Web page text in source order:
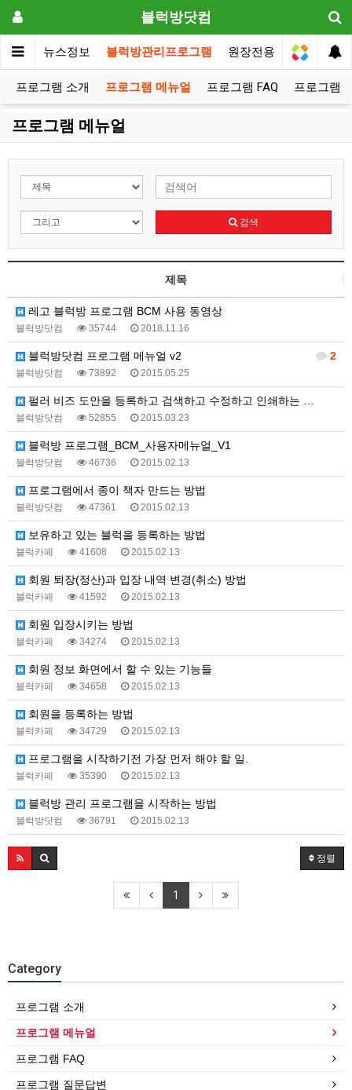
블럭방닷컴
메인 뉴스정보 블럭방관리프로그램 원장전용
프로그램 소개 프로그램 메뉴얼 프로그램 FAQ 프로그램
프로그램 메뉴얼
검색
제목
레고 블럭방 프로그램 BCM 사용 동영상
블럭방닷컴 35744 2018.11.16
2
블럭방닷컴 프로그램 메뉴얼 v2
블럭방닷컴 73892 2015.05.25
펄러 비즈 도안을 등록하고 검색하고 수정하고 인쇄하는 …
블럭방닷컴 52855 2015.03.23
블럭방 프로그램_BCM_사용자메뉴얼_V1
블럭방닷컴 46736 2015.02.13
프로그램에서 종이 책자 만드는 방법
블럭방닷컴 47361 2015.02.13
보유하고 있는 블럭을 등록하는 방법
블럭카페 41608 2015.02.13
회원 퇴장(정산)과 입장 내역 변경(취소) 방법
블럭카페 41592 2015.02.13
회원 입장시키는 방법
블럭카페 34274 2015.02.13
회원 정보 화면에서 할 수 있는 기능들
블럭카페 34658 2015.02.13
회원을 등록하는 방법
블럭카페 34729 2015.02.13
프로그램을 시작하기전 가장 먼저 해야 할 일.
블럭카페 35390 2015.02.13
블럭방 관리 프로그램을 시작하는 방법
블럭방닷컴 36791 2015.02.13
정렬
1
Category
프로그램 소개
프로그램 메뉴얼
프로그램 FAQ
프로그램 질문답변